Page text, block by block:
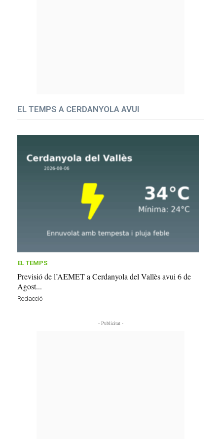
EL TEMPS A CERDANYOLA AVUI
EL TEMPS
Previsió de l’AEMET a Cerdanyola del Vallès avui 6 de
Agost...
Redacció
- Publicitat -